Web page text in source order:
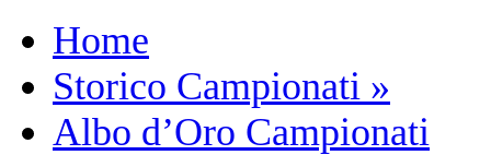
Home
Storico Campionati »
Albo d’Oro Campionati